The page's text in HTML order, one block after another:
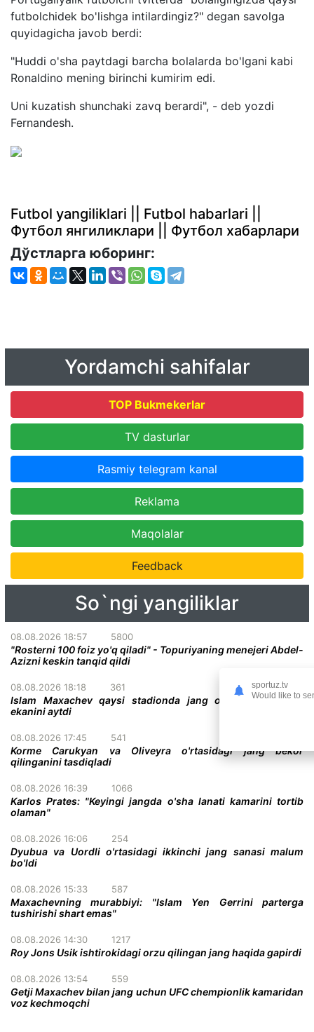
futbolchidek bo'lishga intilardingiz?" degan savolga
quyidagicha javob berdi:
"Huddi o'sha paytdagi barcha bolalarda bo'lgani kabi
Ronaldino mening birinchi kumirim edi.
Uni kuzatish shunchaki zavq berardi", - deb yozdi
Fernandesh.
Futbol yangiliklari || Futbol habarlari ||
Футбол янгиликлари || Футбол хабарлари
Дўстларга юборинг:
Yordamchi sahifalar
TOP Bukmekerlar
TV dasturlar
Rasmiy telegram kanal
Reklama
Maqolalar
Feedback
So`ngi yangiliklar
08.08.2026 18:57 5800
"Rosterni 100 foiz yo'q qiladi" - Topuriyaning menejeri Abdel-
Azizni keskin tanqid qildi
08.08.2026 18:18 361
Islam Maxachev qaysi stadionda jang o'tkazish istagida
ekanini aytdi
08.08.2026 17:45 541
Korme Carukyan va Oliveyra o'rtasidagi jang bekor
qilinganini tasdiqladi
08.08.2026 16:39 1066
Karlos Prates: "Keyingi jangda o'sha lanati kamarini tortib
olaman"
08.08.2026 16:06 254
Dyubua va Uordli o'rtasidagi ikkinchi jang sanasi malum
bo'ldi
08.08.2026 15:33 587
Maxachevning murabbiyi: "Islam Yen Gerrini parterga
tushirishi shart emas"
08.08.2026 14:30 1217
Roy Jons Usik ishtirokidagi orzu qilingan jang haqida gapirdi
08.08.2026 13:54 559
Getji Maxachev bilan jang uchun UFC chempionlik kamaridan
voz kechmoqchi
sportuz.tv
Would like to